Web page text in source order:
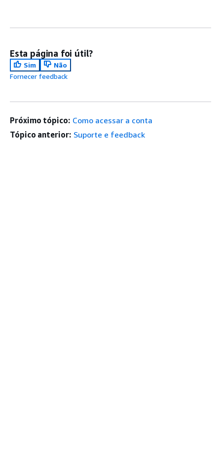
Esta página foi útil?
Sim
Não
Fornecer feedback
Próximo tópico: Como acessar a conta
Tópico anterior: Suporte e feedback